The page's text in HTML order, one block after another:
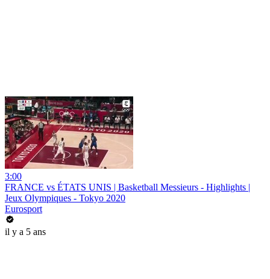
3:00
FRANCE vs ÉTATS UNIS | Basketball Messieurs - Highlights |
Jeux Olympiques - Tokyo 2020
Eurosport
il y a 5 ans